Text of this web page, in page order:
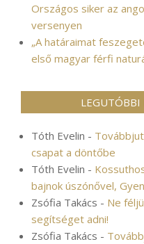
Országos siker az
versenyen
„A határaimat
első magyar férfi
LEGUTÓBBI
Tóth Evelin -
csapat a döntőbe
Tóth Evelin -
bajnok úszónővel,
Zsófia Takács - Ne
segítséget adni!
Zsófia Takács -